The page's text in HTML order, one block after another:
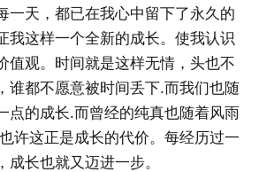
一天，都已在我心中留下了永久的
我这样一个全新的成长。使我认识
值观。时间就是这样无情，头也不
谁都不愿意被时间丢下.而我们也随
点的成长.而曾经的纯真也随着风雨
许这正是成长的代价。每经历过一
成长也就又迈进一步。